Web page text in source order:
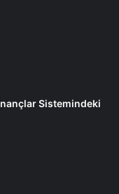
Sistemindeki